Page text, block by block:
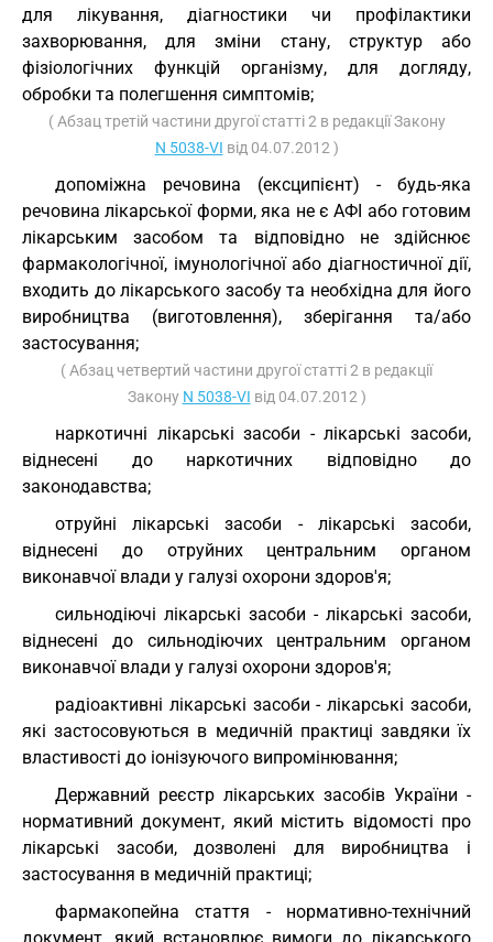
для лікування, діагностики чи профілактики
захворювання, для зміни стану, структур або
фізіологічних функцій організму, для догляду,
обробки та полегшення симптомів;
( Абзац третій частини другої статті 2 в редакції Закону
N 5038-VI від 04.07.2012 )
допоміжна речовина (ексципієнт) - будь-яка
речовина лікарської форми, яка не є АФІ або готовим
лікарським засобом та відповідно не здійснює
фармакологічної, імунологічної або діагностичної дії,
входить до лікарського засобу та необхідна для його
виробництва (виготовлення), зберігання та/або
застосування;
( Абзац четвертий частини другої статті 2 в редакції
Закону N 5038-VI від 04.07.2012 )
наркотичні лікарські засоби - лікарські засоби,
віднесені до наркотичних відповідно до
законодавства;
отруйні лікарські засоби - лікарські засоби,
віднесені до отруйних центральним органом
виконавчої влади у галузі охорони здоров'я;
сильнодіючі лікарські засоби - лікарські засоби,
віднесені до сильнодіючих центральним органом
виконавчої влади у галузі охорони здоров'я;
радіоактивні лікарські засоби - лікарські засоби,
які застосовуються в медичній практиці завдяки їх
властивості до іонізуючого випромінювання;
Державний реєстр лікарських засобів України -
нормативний документ, який містить відомості про
лікарські засоби, дозволені для виробництва і
застосування в медичній практиці;
фармакопейна стаття - нормативно-технічний